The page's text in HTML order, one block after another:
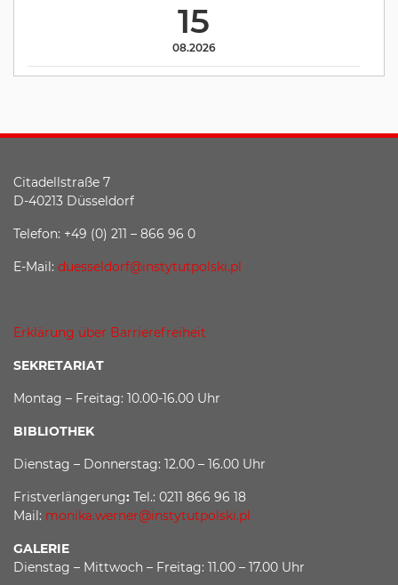
15
08.2026
Citadellstraße 7
D-40213 Düsseldorf
Telefon: +49 (0) 211 – 866 96 0
E-Mail: duesseldorf@instytutpolski.pl
Erklärung über Barrierefreiheit
SEKRETARIAT
Montag – Freitag: 10.00-16.00 Uhr
BIBLIOTHEK
Dienstag – Donnerstag: 12.00 – 16.00 Uhr
Fristverlängerung: Tel.: 0211 866 96 18
Mail: monika.werner@instytutpolski.pl
GALERIE
Dienstag – Mittwoch – Freitag: 11.00 – 17.00 Uhr